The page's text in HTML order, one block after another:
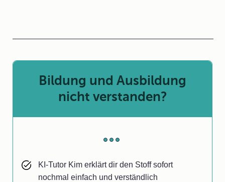
Bildung und Ausbildung
nicht verstanden?
KI-Tutor Kim erklärt dir den Stoff sofort
nochmal einfach und verständlich